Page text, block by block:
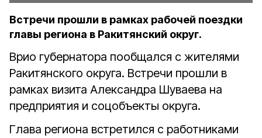
Встречи прошли в рамках рабочей поездки
главы региона в Ракитянский округ.
Врио губернатора пообщался с жителями
Ракитянского округа. Встречи прошли в
рамках визита Александра Шуваева на
предприятия и соцобъекты округа.
Глава региона встретился с работниками